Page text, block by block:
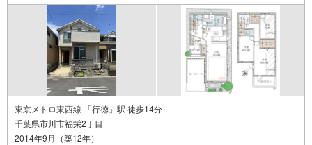
東京メトロ東西線 「行徳」駅 徒歩14分
千葉県市川市福栄2丁目
2014年9月（築12年）